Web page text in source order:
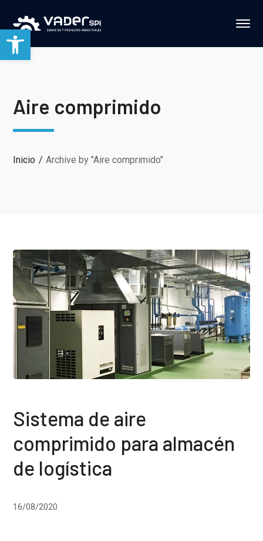
Abrir barra de herramientas
Aire comprimido
Inicio Archive by "Aire comprimido"
Sistema de aire
comprimido para almacén
de logística
16/08/2020